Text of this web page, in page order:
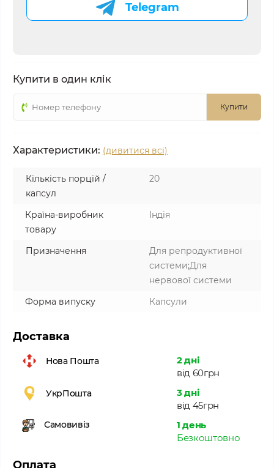
Telegram
Купити в один клік
Купити
Характеристики: (дивитися всі)
Кількість порцій /
капсул
20
Країна-виробник
товару
Індія
Призначення
Для репродуктивної
системи;Для
нервової системи
Форма випуску
Капсули
Доставка
Нова Пошта
2 дні
від 60грн
УкрПошта
3 дні
від 45грн
Самовивіз
1 день
Безкоштовно
Оплата